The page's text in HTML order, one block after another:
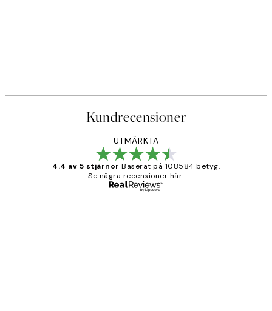
Kundrecensioner
UTMÄRKTA
4.4 av 5 stjärnor Baserat på 108584 betyg.
Se några recensioner här.